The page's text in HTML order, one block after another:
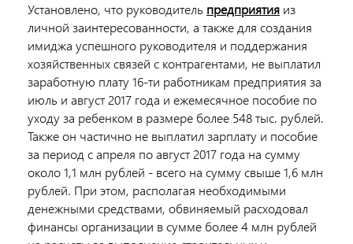
Установлено, что руководитель предприятия из
личной заинтересованности, а также для создания
имиджа успешного руководителя и поддержания
хозяйственных связей с контрагентами, не выплатил
заработную плату 16-ти работникам предприятия за
июль и август 2017 года и ежемесячное пособие по
уходу за ребенком в размере более 548 тыс. рублей.
Также он частично не выплатил зарплату и пособие
за период с апреля по август 2017 года на сумму
около 1,1 млн рублей - всего на сумму свыше 1,6 млн
рублей. При этом, располагая необходимыми
денежными средствами, обвиняемый расходовал
финансы организации в сумме более 4 млн рублей